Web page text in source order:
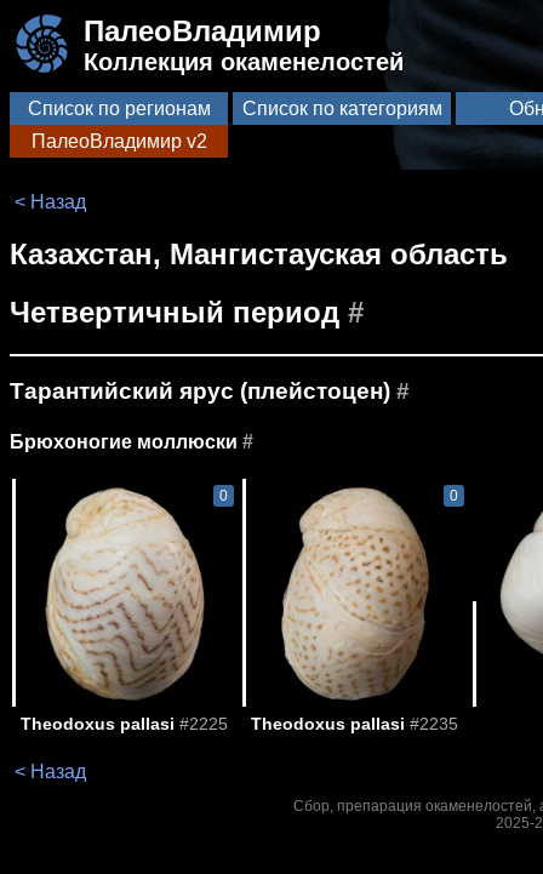
ПалеоВладимир
Коллекция окаменелостей
Список по регионам Список по категориям
ПалеоВладимир v2
< Назад
Казахстан, Мангистауская область
Четвертичный период #
Тарантийский ярус (плейстоцен) #
Брюхоногие моллюски #
0
Theodoxus pallasi #2225
0
Theodoxus pallasi #2235
< Назад
Сбор, препарация окаменелостей,
2025-